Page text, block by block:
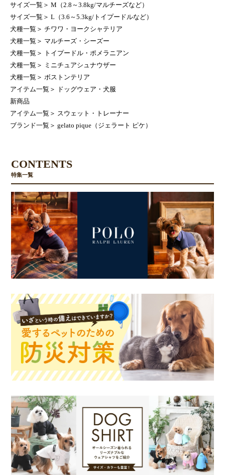
サイズ一覧 ＞ M（2.8～3.8kg/マルチーズなど）
サイズ一覧 ＞ L（3.6～5.3kg/トイプードルなど）
犬種一覧 ＞ チワワ・ヨークシャテリア
犬種一覧 ＞ マルチーズ・シーズー
犬種一覧 ＞
トイプードル・ポメラニアン
犬種一覧 ＞
ミニチュアシュナウザー
犬種一覧 ＞ ボストンテリア
アイテム一覧 ＞
ドッグウェア・犬服
新商品
アイテム一覧 ＞ スウェット・トレーナー
ブランド一覧 ＞ gelato pique（ジェラート ピケ）
CONTENTS
特集一覧